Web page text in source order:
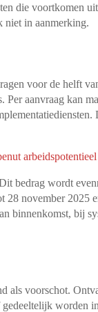
die voortkomen
niet in aanmerking.
voor de helft
aanvraag kan
bedrag wordt
november 2025
binnenkomst, bij
als voorschot.
worden